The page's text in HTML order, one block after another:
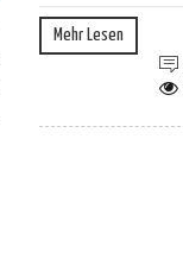
Mehr Lesen